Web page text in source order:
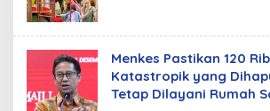
Menkes Pastikan 120
Katastropik yang
Tetap Dilayani Rumah